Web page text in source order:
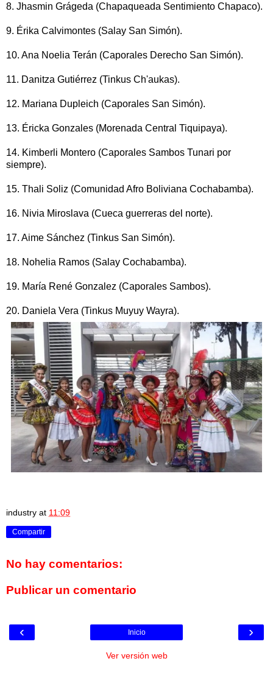
8. Jhasmin Grágeda (Chapaqueada Sentimiento Chapaco).
9. Érika Calvimontes (Salay San Simón).
10. Ana Noelia Terán (Caporales Derecho San Simón).
11. Danitza Gutiérrez (Tinkus Ch'aukas).
12. Mariana Dupleich (Caporales San Simón).
13. Éricka Gonzales (Morenada Central Tiquipaya).
14. Kimberli Montero (Caporales Sambos Tunari por
siempre).
15. Thali Soliz (Comunidad Afro Boliviana Cochabamba).
16. Nivia Miroslava (Cueca guerreras del norte).
17. Aime Sánchez (Tinkus San Simón).
18. Nohelia Ramos (Salay Cochabamba).
19. María René Gonzalez (Caporales Sambos).
20. Daniela Vera (Tinkus Muyuy Wayra).
industry at 11:09
Compartir
No hay comentarios:
Publicar un comentario
‹ ›
Inicio
Ver versión web